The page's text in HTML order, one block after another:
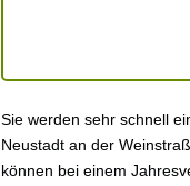
Sie werden sehr schnell
Neustadt an der
können bei einem